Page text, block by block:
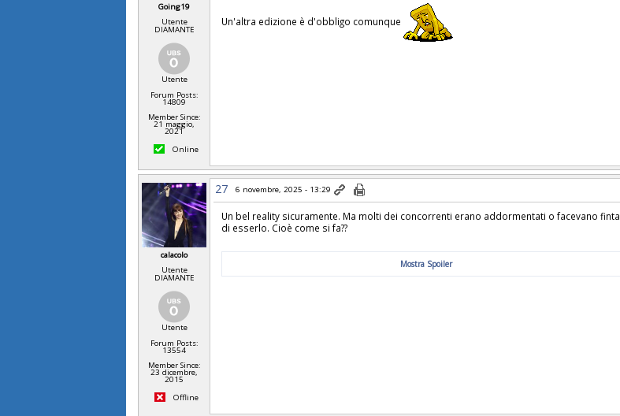
Going19
Utente
DIAMANTE
Utente
Forum Posts:
14809
Member Since:
21 maggio,
2021
Online
Un'altra edizione è d'obbligo comunque
calacolo
Utente
DIAMANTE
Utente
Forum Posts:
13554
Member Since:
23 dicembre,
2015
Offline
27 6 novembre, 2025 - 13:29
Un bel reality sicuramente. Ma molti dei concorrenti erano addormentati o facevano finta
di esserlo. Cioè come si fa??
Mostra Spoiler